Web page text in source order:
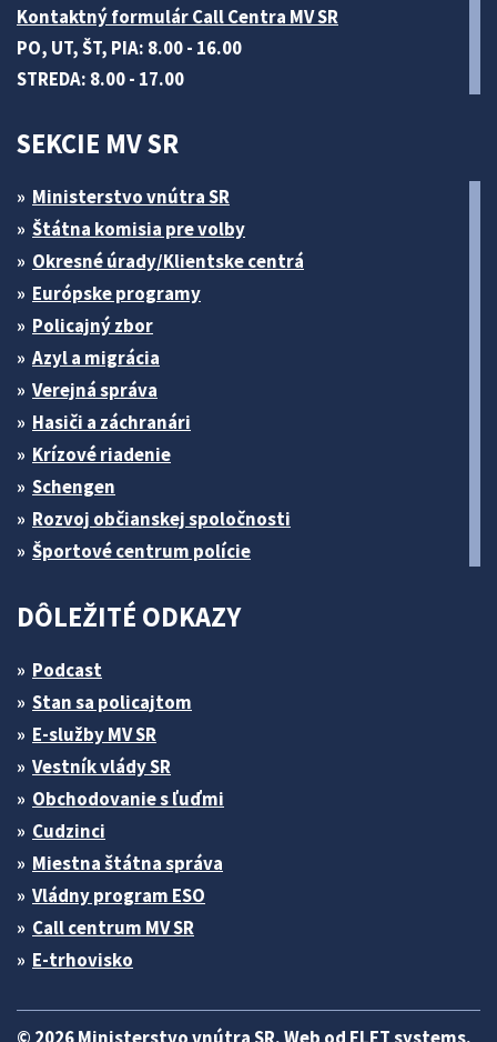
Kontaktný formulár Call Centra MV SR
PO, UT, ŠT, PIA: 8.00 - 16.00
STREDA: 8.00 - 17.00
SEKCIE MV SR
Ministerstvo vnútra SR
Štátna komisia pre volby
Okresné úrady/Klientske centrá
Európske programy
Policajný zbor
Azyl a migrácia
Verejná správa
Hasiči a záchranári
Krízové riadenie
Schengen
Rozvoj občianskej spoločnosti
Športové centrum polície
DÔLEŽITÉ ODKAZY
Podcast
Stan sa policajtom
E-služby MV SR
Vestník vlády SR
Obchodovanie s ľuďmi
Cudzinci
Miestna štátna správa
Vládny program ESO
Call centrum MV SR
E-trhovisko